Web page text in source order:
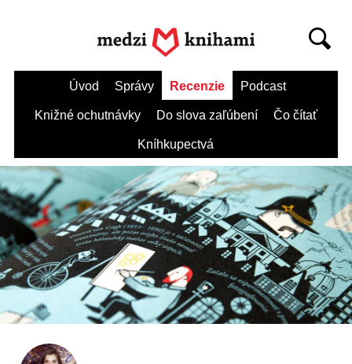
Úvod Správy Recenzie Podcast
Knižné ochutnávky Do slova zaľúbení Čo čítať
Kníhkupectvá